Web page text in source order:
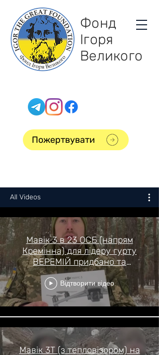
Фонд
Ігоря
Великого
Пожертвувати
All Videos
Мавік 3 в 23 ОСБ (напрям
Кремінна) для лідеру гурту
ВЕРЕМІЙ придбано та
відправлено бійцям!
Відтворити відео
Мавік 3Т (з тепловізором) на